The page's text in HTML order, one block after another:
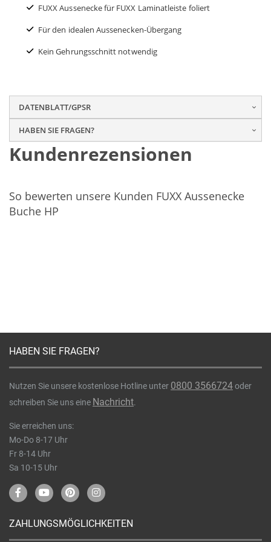
FUXX Aussenecke für FUXX Laminatleiste foliert
Für den idealen Aussenecken-Übergang
Kein Gehrungsschnitt notwendig
DATENBLATT/GPSR
HABEN SIE FRAGEN?
Kundenrezensionen
So bewerten unsere Kunden FUXX Aussenecke
Buche HP
HABEN SIE FRAGEN?
Nutzen Sie unsere kostenlose Hotline unter 0800 3566724oder
schreiben Sie uns eine Nachricht.
Sie erreichen uns:
Mo-Do 8-17 Uhr
Fr 8-14 Uhr
Sa 10-15 Uhr
ZAHLUNGSMÖGLICHKEITEN